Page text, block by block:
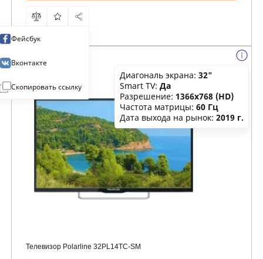
Фейсбук
Вконтакте
Скопировать ссылку
Телевизор Polarline 32PL14TC-SM
Диагональ экрана: 32"
Smart TV: Да
Разрешение: 1366x768 (HD)
Частота матрицы: 60 Гц
Дата выхода на рынок: 2019 г.